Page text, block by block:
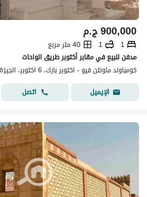
ج.م900,000
1
1
40 متر مربع
مدفن للبيع في مقابر أكتوبر طريق الواحات
كومباوند ماونتن فيو - اكتوبر بارك، 6 اكتوبر، الجيزة
الإيميل
اتصل